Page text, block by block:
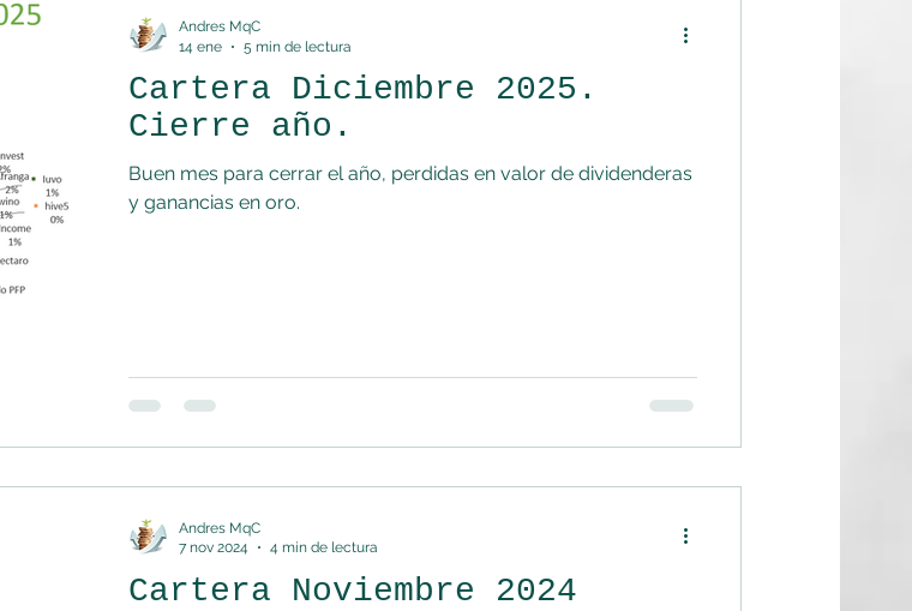
Cartera Diciembre 2025.
Cierre año.
Buen mes para cerrar el año, perdidas en valor de dividenderas
y ganancias en oro.
Andres MqC
14 ene
5 min de lectura
Cartera Noviembre 2024
Andres MqC
7 nov 2024
4 min de lectura